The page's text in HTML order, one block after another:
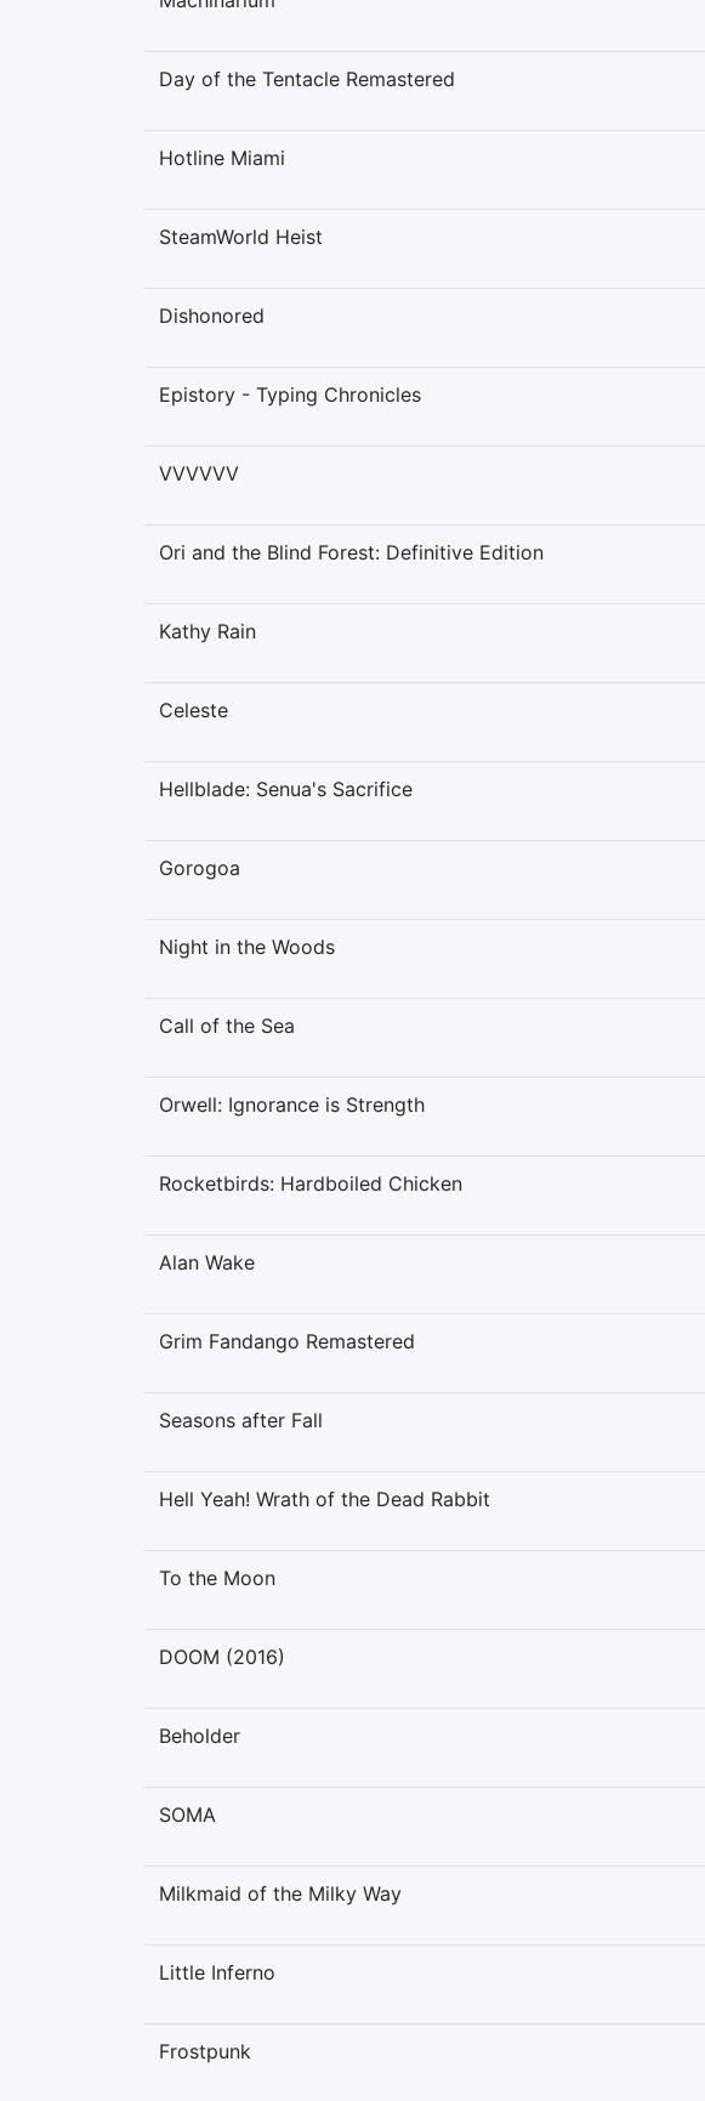
Day of the Tentacle Remastered
Hotline Miami
SteamWorld Heist
Dishonored
Epistory - Typing Chronicles
VVVVVV
Ori and the Blind Forest: Definitive Edition
Kathy Rain
Celeste
Hellblade: Senua's Sacrifice
Gorogoa
Night in the Woods
Call of the Sea
Orwell: Ignorance is Strength
Rocketbirds: Hardboiled Chicken
Alan Wake
Grim Fandango Remastered
Seasons after Fall
Hell Yeah! Wrath of the Dead Rabbit
To the Moon
DOOM (2016)
Beholder
SOMA
Milkmaid of the Milky Way
Little Inferno
Frostpunk